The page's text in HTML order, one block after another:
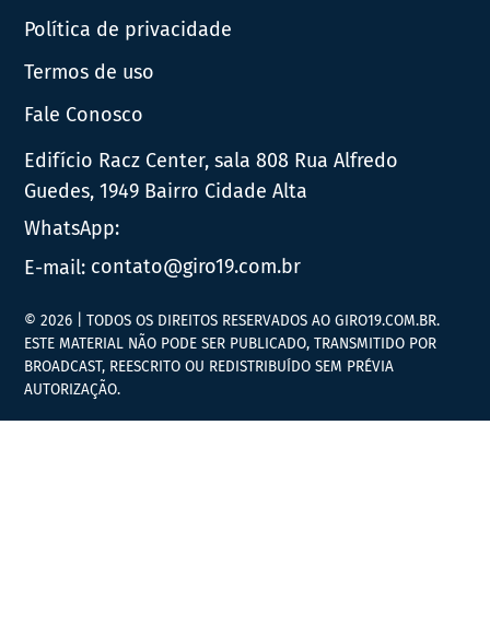
Política de privacidade
Termos de uso
Fale Conosco
Edifício Racz Center, sala 808 Rua Alfredo
Guedes, 1949 Bairro Cidade Alta
WhatsApp:
E-mail: contato@giro19.com.br
© 2026 | TODOS OS DIREITOS RESERVADOS AO GIRO19.COM.BR.
ESTE MATERIAL NÃO PODE SER PUBLICADO, TRANSMITIDO POR
BROADCAST, REESCRITO OU REDISTRIBUÍDO SEM PRÉVIA
AUTORIZAÇÃO.